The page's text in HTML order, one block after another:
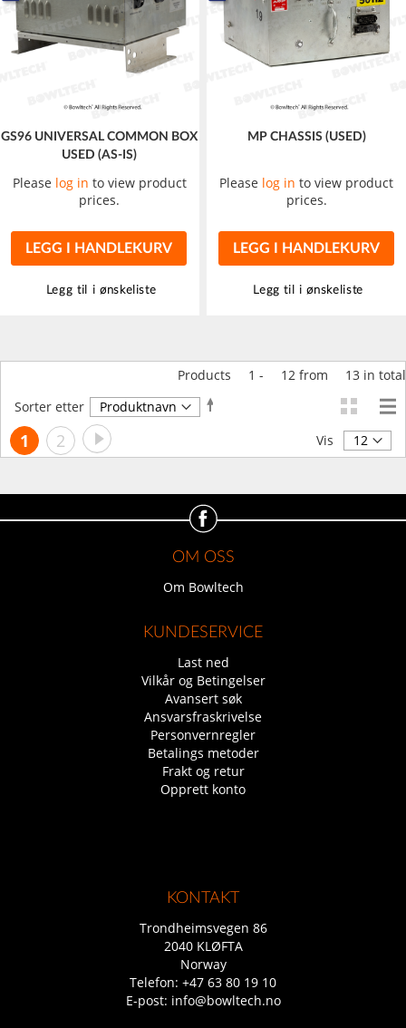
GS96 UNIVERSAL COMMON BOX
USED (AS-IS)
Please log in to view product
prices.
LEGG I HANDLEKURV
Legg til i ønskeliste
MP CHASSIS (USED)
Please log in to view product
prices.
LEGG I HANDLEKURV
Legg til i ønskeliste
Products 1 - 12 from 13 in total
Sorter etter
Angi
Side
You're
reading
page
1 Side
2 Side
Neste Vis
OM OSS
Om Bowltech
KUNDESERVICE
Last ned
Vilkår og Betingelser
Avansert søk
Ansvarsfraskrivelse
Personvernregler
Betalings metoder
Frakt og retur
Opprett konto
KONTAKT
Trondheimsvegen 86
2040 KLØFTA
Norway
Telefon: +47 63 80 19 10
E-post: info@bowltech.no